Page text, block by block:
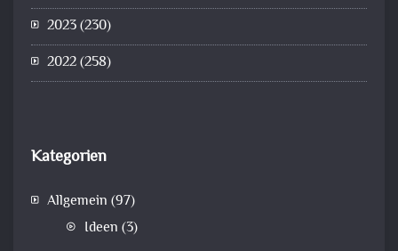
2023(230)
2022(258)
Kategorien
Allgemein (97)
Ideen (3)